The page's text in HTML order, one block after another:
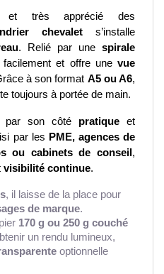
très apprécié des
chevalet s’installe
. Relié par une spirale
et offre une vue
à son format A5 ou A6,
toujours à portée de main.
par son côté pratique
par les PME, agences de
ou cabinets de conseil ,
visibilité continue.
, il laisse de la place pour
de marque.
170 g ou 250 g couché
un rendu lumineux,
optionnelle